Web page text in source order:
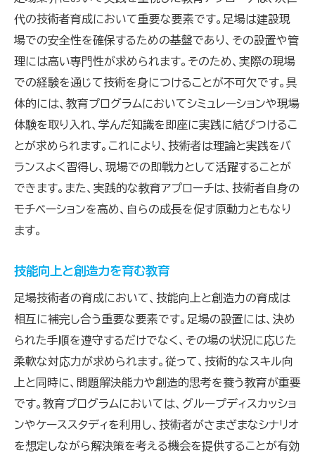
代の技術者育成において重要な要素です。足場は建設現
場での安全性を確保するための基盤であり、その設置や管
理には高い専門性が求められます。そのため、実際の現場
での経験を通じて技術を身につけることが不可欠です。具
体的には、教育プログラムにおいてシミュレーションや現場
体験を取り入れ、学んだ知識を即座に実践に結びつけるこ
とが求められます。これにより、技術者は理論と実践をバ
ランスよく習得し、現場での即戦力として活躍することが
できます。また、実践的な教育アプローチは、技術者自身の
モチベーションを高め、自らの成長を促す原動力ともなり
ます。
技能向上と創造力を育む教育
足場技術者の育成において、技能向上と創造力の育成は
相互に補完し合う重要な要素です。足場の設置には、決め
られた手順を遵守するだけでなく、その場の状況に応じた
柔軟な対応力が求められます。従って、技術的なスキル向
上と同時に、問題解決能力や創造的思考を養う教育が重要
です。教育プログラムにおいては、グループディスカッショ
ンやケーススタディを利用し、技術者がさまざまなシナリオ
を想定しながら解決策を考える機会を提供することが有効